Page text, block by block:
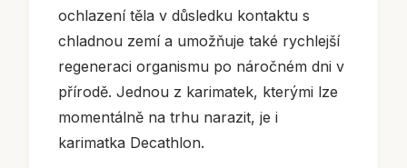
ochlazení těla v důsledku kontaktu s
chladnou zemí a umožňuje také rychlejší
regeneraci organismu po náročném dni v
přírodě. Jednou z karimatek, kterými lze
momentálně na trhu narazit, je i
karimatka Decathlon.